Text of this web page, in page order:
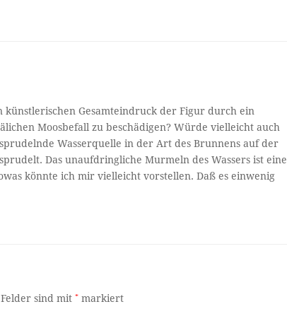
künstlerischen Gesamteindruck der Figur durch ein
Moosbefall zu beschädigen? Würde vielleicht auch
Wasserquelle in der Art des Brunnens auf der
Das unaufdringliche Murmeln des Wassers ist eine
könnte ich mir vielleicht vorstellen. Daß es einwenig
sind mit* markiert